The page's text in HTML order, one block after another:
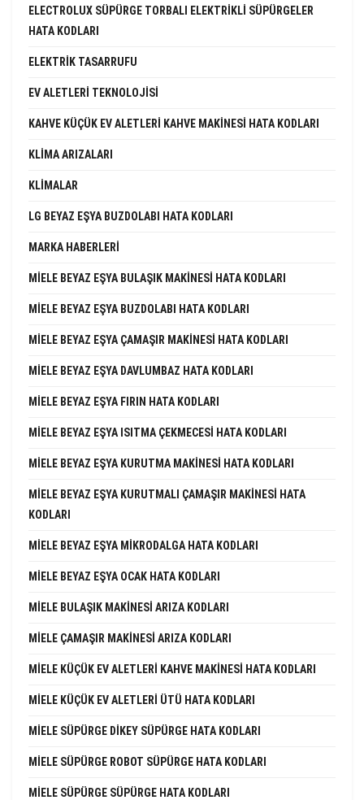
ELECTROLUX SÜPÜRGE TORBALI ELEKTRIKLI SÜPÜRGELER
HATA KODLARI
ELEKTRIK TASARRUFU
EV ALETLERI TEKNOLOJISI
KAHVE KÜÇÜK EV ALETLERI KAHVE MAKINESI HATA KODLARI
KLIMA ARIZALARI
KLIMALAR
LG BEYAZ EŞYA BUZDOLABI HATA KODLARI
MARKA HABERLERI
MIELE BEYAZ EŞYA BULAŞIK MAKINESI HATA KODLARI
MIELE BEYAZ EŞYA BUZDOLABI HATA KODLARI
MIELE BEYAZ EŞYA ÇAMAŞIR MAKINESI HATA KODLARI
MIELE BEYAZ EŞYA DAVLUMBAZ HATA KODLARI
MIELE BEYAZ EŞYA FIRIN HATA KODLARI
MIELE BEYAZ EŞYA ISITMA ÇEKMECESI HATA KODLARI
MIELE BEYAZ EŞYA KURUTMA MAKINESI HATA KODLARI
MIELE BEYAZ EŞYA KURUTMALI ÇAMAŞIR MAKINESI HATA
KODLARI
MIELE BEYAZ EŞYA MIKRODALGA HATA KODLARI
MIELE BEYAZ EŞYA OCAK HATA KODLARI
MIELE BULAŞIK MAKINESI ARIZA KODLARI
MIELE ÇAMAŞIR MAKINESI ARIZA KODLARI
MIELE KÜÇÜK EV ALETLERI KAHVE MAKINESI HATA KODLARI
MIELE KÜÇÜK EV ALETLERI ÜTÜ HATA KODLARI
MIELE SÜPÜRGE DIKEY SÜPÜRGE HATA KODLARI
MIELE SÜPÜRGE ROBOT SÜPÜRGE HATA KODLARI
MIELE SÜPÜRGE SÜPÜRGE HATA KODLARI